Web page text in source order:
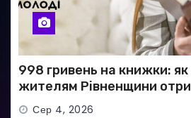
998 гривень на книжки: як
жителям Рівненщини
програмою «єКнига»
Сер 4, 2026